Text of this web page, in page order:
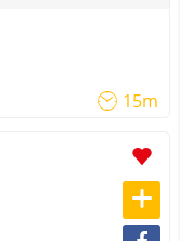
15m